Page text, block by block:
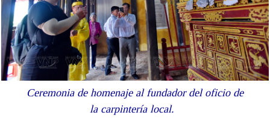
Ceremonia de homenaje al fundador del oficio de
la carpintería local.